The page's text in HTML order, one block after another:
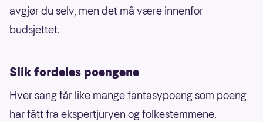
avgjør du selv, men det må være innenfor
budsjettet.
Slik fordeles poengene
Hver sang får like mange fantasypoeng som poeng
har fått fra ekspertjuryen og folkestemmene.